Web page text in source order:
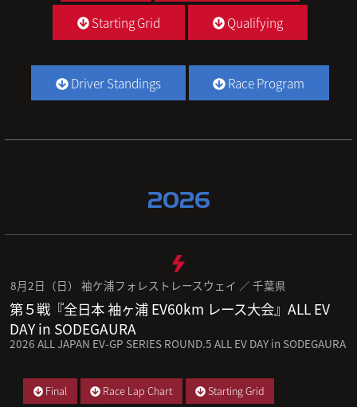
Starting Grid Qualifying
Driver Standings Race Program
2026
8月2日（日） 袖ケ浦フォレストレースウェイ ／ 千葉県
第５戦『全日本 袖ヶ浦 EV60km レース大会』ALL EV
DAY in SODEGAURA
2026 ALL JAPAN EV-GP SERIES ROUND.5 ALL EV DAY in SODEGAURA
Final Race Lap Chart
Starting Grid